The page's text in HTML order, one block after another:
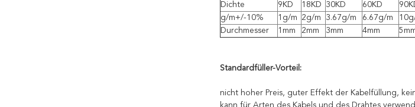
Dichte 9KD 18KD 30KD 60KD
g/m+/-10%
1g/m 2g/m 3.67g/m 6.67g/m
Durchmesser
1mm 2mm 3mm 4mm
Standardfüller-Vorteil:
nicht hoher Preis, guter Effekt der Kabelfüllung,
kann für Arten des Kabels und des Drahtes